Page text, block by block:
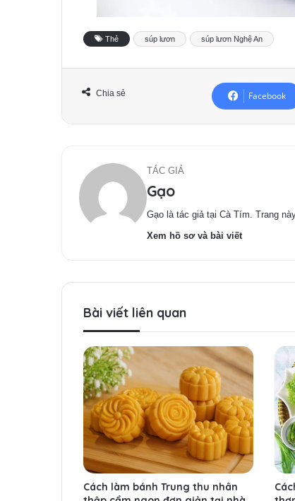
Thẻ súp lươn súp lươn Nghệ An
Chia sẻ Facebook
TÁC GIẢ
Gạo
Gạo là tác giả tại Cà Tím. Trang
Xem hồ sơ và bài viết
Bài viết liên quan
Cách làm bánh Trung thu nhân